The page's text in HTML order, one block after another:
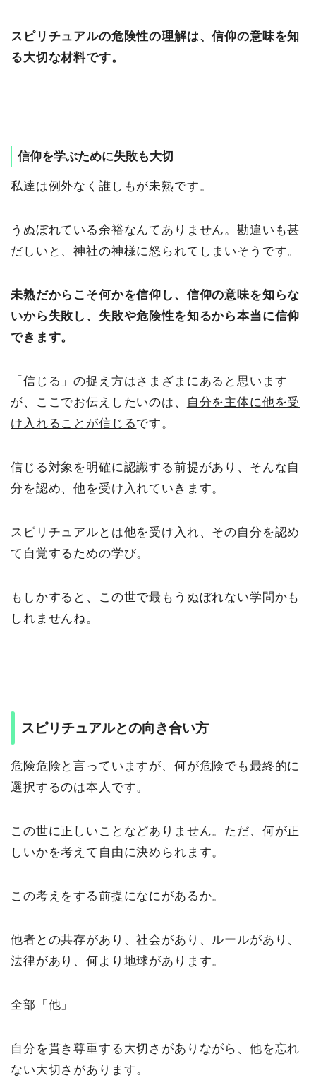
スピリチュアルの危険性の理解は、信仰の意味を知
る大切な材料です。
信仰を学ぶために失敗も大切
私達は例外なく誰しもが未熟です。
うぬぼれている余裕なんてありません。勘違いも甚
だしいと、神社の神様に怒られてしまいそうです。
未熟だからこそ何かを信仰し、信仰の意味を知らな
いから失敗し、失敗や危険性を知るから本当に信仰
できます。
「信じる」の捉え方はさまざまにあると思います
が、ここでお伝えしたいのは、
自分を主体に他を受
け入れることが信じるです。
信じる対象を明確に認識する前提があり、そんな自
分を認め、他を受け入れていきます。
スピリチュアルとは他を受け入れ、その自分を認め
て自覚するための学び。
もしかすると、この世で最もうぬぼれない学問かも
しれませんね。
スピリチュアルとの向き合い方
危険危険と言っていますが、何が危険でも最終的に
選択するのは本人です。
この世に正しいことなどありません。ただ、何が正
しいかを考えて自由に決められます。
この考えをする前提になにがあるか。
他者との共存があり、社会があり、ルールがあり、
法律があり、何より地球があります。
全部「他」
自分を貫き尊重する大切さがありながら、他を忘れ
ない大切さがあります。